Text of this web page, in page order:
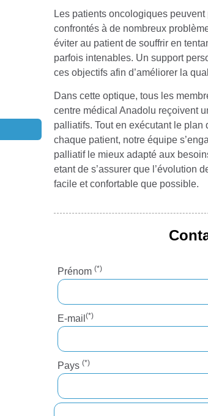
Les patients oncologiques
confrontés à de nombreux
éviter au patient de souffrir en
parfois intenables. Un support
ces objectifs afin d’améliorer la
Dans cette optique, tous les
centre médical Anadolu reçoivent
palliatifs. Tout en exécutant le
chaque patient, notre équipe
palliatif le mieux adapté aux
etant de s’assurer que l’évolution
facile et confortable que possible.
Prénom (*)
E-mail (*)
Pays (*)